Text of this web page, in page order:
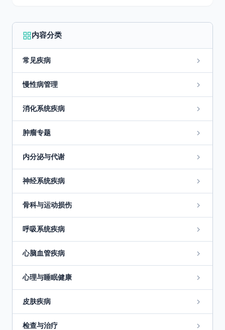
内容分类
常见疾病
慢性病管理
消化系统疾病
肿瘤专题
内分泌与代谢
神经系统疾病
骨科与运动损伤
呼吸系统疾病
心脑血管疾病
心理与睡眠健康
皮肤疾病
检查与治疗